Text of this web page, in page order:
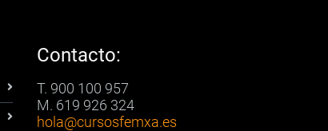
Contacto:
T. 900 100 957
M. 619 926 324
hola@cursosfemxa.es